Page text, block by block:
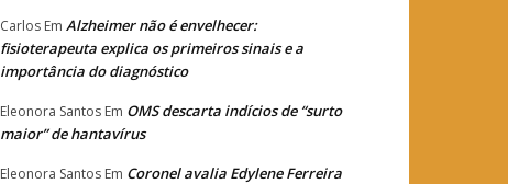
Carlos Em Alzheimer não é envelhecer:
fisioterapeuta explica os primeiros sinais e a
importância do diagnóstico
Eleonora Santos Em OMS descarta indícios de “surto
maior” de hantavírus
Eleonora Santos Em Coronel avalia Edylene Ferreira